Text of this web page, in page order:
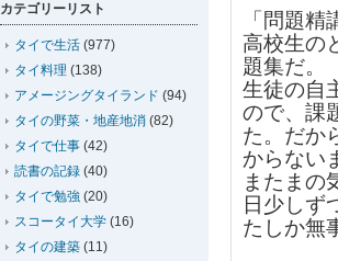
「問題
高校生の
題集だ。
生徒の自
ので、課
た。だか
からない
またまの
日少しず
たしか無
カテゴリーリスト
タイで生活 (977)
タイ料理 (138)
アメージングタイランド (94)
タイの野菜・地産地消 (82)
タイで仕事 (42)
読書の記録 (40)
タイで勉強 (20)
スコータイ大学 (16)
タイの建築 (11)